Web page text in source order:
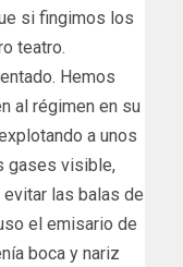
si fingimos los
teatro.
Hemos
al régimen en su
a unos
gases visible,
las balas de
el emisario de
boca y nariz